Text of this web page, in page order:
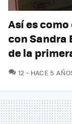
Así es
con
de la
12 HACE 5